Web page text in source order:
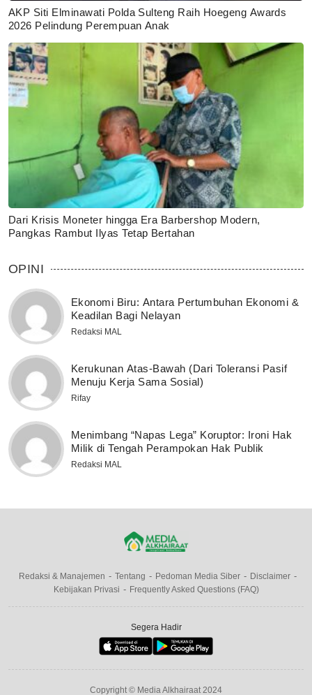
AKP Siti Elminawati Polda Sulteng Raih Hoegeng Awards
2026 Pelindung Perempuan Anak
Dari Krisis Moneter hingga Era Barbershop Modern,
Pangkas Rambut Ilyas Tetap Bertahan
OPINI
Ekonomi Biru: Antara Pertumbuhan Ekonomi &
Keadilan Bagi Nelayan
Redaksi MAL
Kerukunan Atas-Bawah (Dari Toleransi Pasif
Menuju Kerja Sama Sosial)
Rifay
Menimbang “Napas Lega” Koruptor: Ironi Hak
Milik di Tengah Perampokan Hak Publik
Redaksi MAL
Redaksi & Manajemen Tentang Pedoman Media Siber
Disclaimer
Kebijakan Privasi
Frequently Asked Questions (FAQ)
Segera Hadir
Copyright © Media Alkhairaat 2024